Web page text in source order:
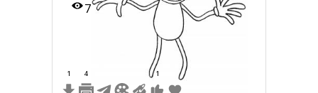
7
1 4 1